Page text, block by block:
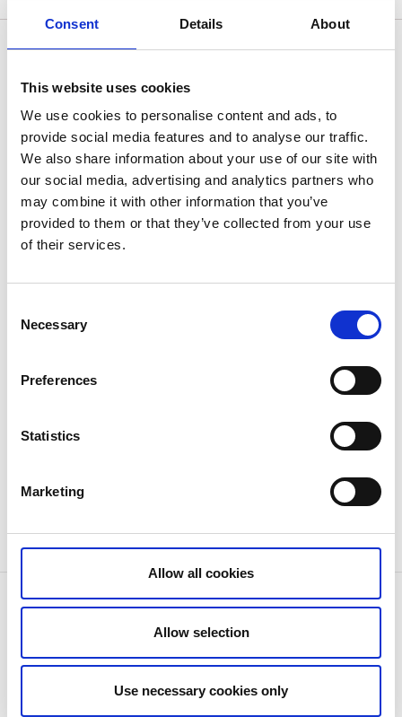
Consent Details About
This website uses cookies
We use cookies to personalise content and ads, to
provide social media features and to analyse our traffic.
We also share information about your use of our site with
our social media, advertising and analytics partners who
may combine it with other information that you’ve
provided to them or that they’ve collected from your use
of their services.
Selection
Necessary
Preferences
Statistics
Marketing
Allow all cookies
Allow selection
Use necessary cookies only
Artscape au fil des années
Artscape ainsi que sur les artistes sous chaque
section correspondante :
Artscape 2023
Artscape 2024
Artscape 2025
Informations relatives au contact
46240 Vänersborg
info@vanersborg.se